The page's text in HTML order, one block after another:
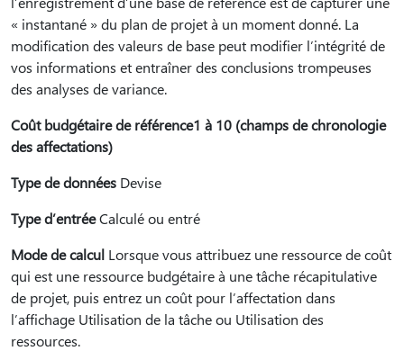
« instantané » du plan de projet à un moment donné. La
modification des valeurs de base peut modifier l’intégrité de
vos informations et entraîner des conclusions trompeuses
des analyses de variance.
Coût budgétaire de référence1 à 10 (champs de chronologie
des affectations)
Type de données Devise
Type d’entréeCalculé ou entré
Mode de calcul Lorsque vous attribuez une ressource de coût
qui est une ressource budgétaire à une tâche récapitulative
de projet, puis entrez un coût pour l’affectation dans
l’affichage Utilisation de la tâche ou Utilisation des
ressources.